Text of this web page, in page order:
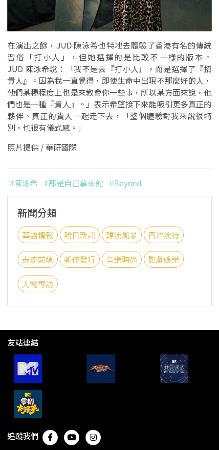
在演出之餘，JUD 陳泳希也特地去體驗了香港有名的傳統
習俗「打小人」，但她選擇的是比較不一樣的版本。
JUD 陳泳希說：「我不是去『打小人』，而是選擇了『招
貴人』。因為我一直覺得，即使生命中出現不那麼好的人，
他們某種程度上也是來教會你一些事，所以某方面來說，他
們也是一種『貴人』。」表示希望接下來能吸引更多真正的
夥伴、真正的貴人一起走下去，「整個體驗對我來說很特
別，也很有儀式感。」
照片提供 / 華研國際
#陳泳希 #都是自己拿來的 #Beyond
新聞分類
華語情報 哈日新訊 韓流風暴 西洋流行
泰流前線 新作發行 音樂時尚 影劇娛樂
人物專訪
友站連結
追蹤我們